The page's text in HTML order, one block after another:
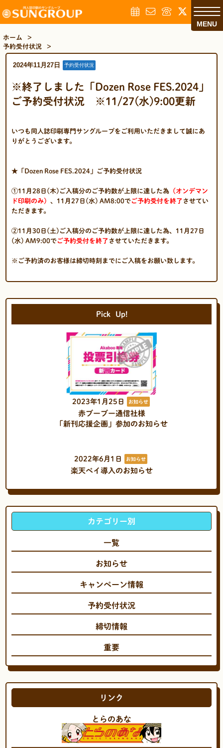
MENU
ホーム
>
予約受付状況
>
Pick Up!
2023年1月25日 お知らせ
赤ブーブー通信社様
「新刊応援企画」参加のお知らせ
2022年6月1日 お知らせ
楽天ペイ導入のお知らせ
カテゴリー別
一覧
お知らせ
キャンペーン情報
予約受付状況
締切情報
重要
2024年11月27日 予約受付状況
※終了しました「Dozen Rose FES.2024」
ご予約受付状況 ※11/27(水)9:00更新
いつも同人誌印刷専門サングループをご利用いただきまして誠にあ
りがとうございます。
★「Dozen Rose FES.2024」ご予約受付状況
①11月28日(木)ご入稿分のご予約数が上限に達した為 （オンデマン
ド印刷のみ）、11月27日(水) AM8:00でご予約受付を終了 させてい
ただきます。
②11月30日(土)ご入稿分のご予約数が上限に達した為、11月27日
(水) AM9:00でご予約受付を終了 させていただきます。
※ご予約済のお客様は締切時刻までにご入稿をお願い致します。
リンク
とらのあな